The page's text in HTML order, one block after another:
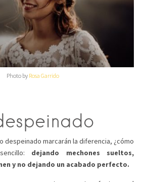
Photo by Rosa Garrido
despeinado marcarán la diferencia, ¿cómo
dejando mechones sueltos,
y no dejando un acabado perfecto.